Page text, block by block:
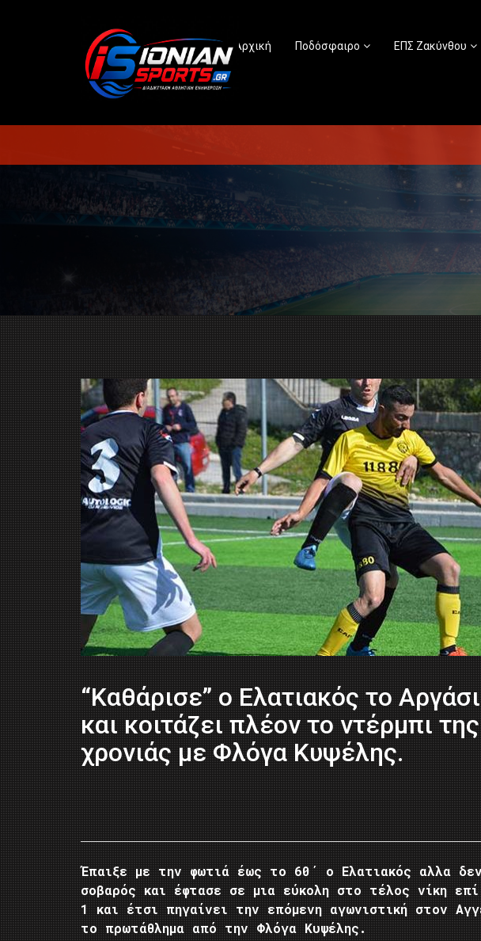
Αρχική Ποδόσφαιρο ΕΠΣ Ζακύνθου
“Καθάρισε” ο Ελατιακός το Αργάσι
και κοιτάζει πλέον το ντέρμπι της
χρονιάς με Φλόγα Κυψέλης.
Έπαιξε με την φωτιά έως το 60΄ ο Ελατιακός αλλα
σοβαρός και έφτασε σε μια εύκολη στο τέλος νίκη
1 και έτσι πηγαίνει την επόμενη αγωνιστική στον
το πρωτάθλημα από την Φλόγα Κυψέλης.